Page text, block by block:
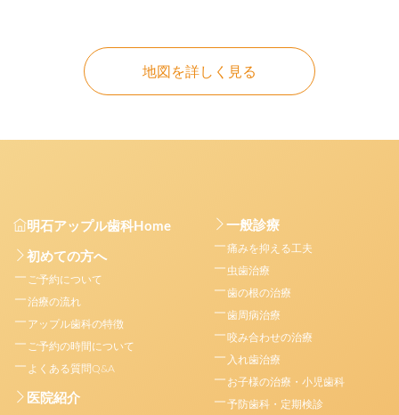
地図を詳しく見る
明石アップル歯科Home
初めての方へ
ご予約について
治療の流れ
アップル歯科の特徴
ご予約の時間について
よくある質問Q&A
医院紹介
一般診療
痛みを抑える工夫
虫歯治療
歯の根の治療
歯周病治療
咬み合わせの治療
入れ歯治療
お子様の治療・小児歯科
予防歯科・定期検診